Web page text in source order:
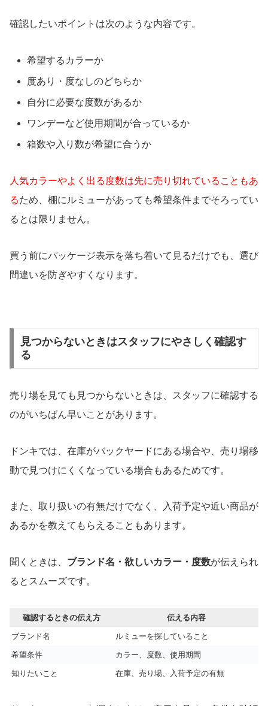
確認したいポイントは次のような内容です。
希望するカラーか
度あり・度なしのどちらか
自分に必要な度数があるか
ワンデーなど使用期間が合っているか
箱数や入り数が希望に合うか
人気カラーやよく出る度数は先に売り切れていることもあ
るため、棚にルミューがあっても希望条件までそろってい
るとは限りません。
買う前にパッケージ表示を落ち着いて見るだけでも、選び
間違いを防ぎやすくなります。
見つからないときはスタッフにやさしく確認す
る
売り場を見ても見つからないときは、スタッフに確認する
のがいちばん早いことがあります。
ドンキでは、在庫がバックヤードにある場合や、売り場移
動で見つけにくくなっている場合もあるためです。
また、取り扱いの有無だけでなく、入荷予定や近い商品が
あるかを教えてもらえることもあります。
聞くときは、 ブランド名・欲しいカラー・度数が伝えられ
るとスムーズです。
確認するときの伝え方 伝える内容
ブランド名 ルミューを探していること
希望条件 カラー、度数、使用期間
知りたいこと 在庫、売り場、入荷予定の有無